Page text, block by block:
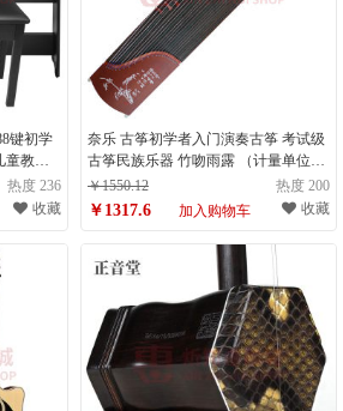
键初学
童教学
）
热度 236
收藏
奈乐 古筝初学者入门演奏古筝 考试级
古筝民族乐器 竹吻雨露 （计量单位：
件）
￥1550.12 热度 200
￥1317.6 加入购物车 收藏